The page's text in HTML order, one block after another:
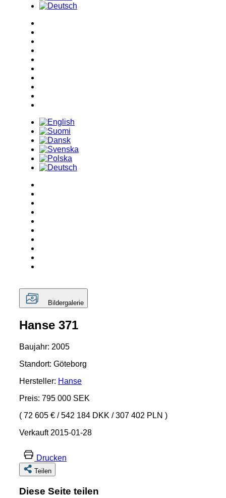
Bildergalerie
Hanse 371
Baujahr: 2005
Standort: Göteborg
Hersteller: Hanse
Preis: 795 000 SEK
( 72 605 € /542 184 DKK /307 402 PLN )
Verkauft 2015-01-28
Drucken
Teilen
Diese Seite teilen